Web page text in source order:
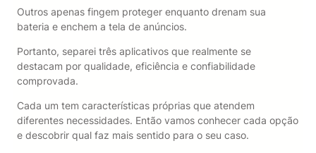
Outros apenas fingem proteger enquanto drenam sua
bateria e enchem a tela de anúncios.
Portanto, separei três aplicativos que realmente se
destacam por qualidade, eficiência e confiabilidade
comprovada.
Cada um tem características próprias que atendem
diferentes necessidades. Então vamos conhecer cada opção
e descobrir qual faz mais sentido para o seu caso.